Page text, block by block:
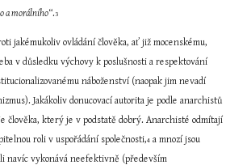
a morálního“.3
jakémukoliv ovládání člověka, ať již mocenskému,
v důsledku výchovy k poslušnosti a respektování
náboženství (naopak jim nevadí
Jakákoliv donucovací autorita je podle anarchistů
člověka, který je v podstatě dobrý. Anarchisté odmítají
roli v uspořádání společnosti,4 a mnozí jsou
navíc vykonává neefektivně (především